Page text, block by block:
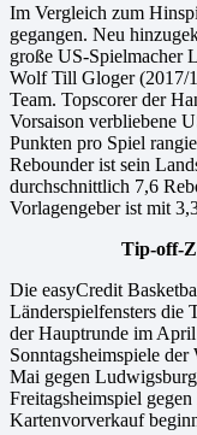
Im Vergleich zum
gegangen. Neu
große US-Spielmacher
Wolf Till Gloger (2017/
Team. Topscorer der
Vorsaison verbliebene
Punkten pro Spiel
Rebounder ist sein
durchschnittlich 7,6
Vorlagengeber ist mit
Tip-off-
Die easyCredit
Länderspielfensters die
der Hauptrunde im
Sonntagsheimspiele
Mai gegen
Freitagsheimspiel
Kartenvorverkauf